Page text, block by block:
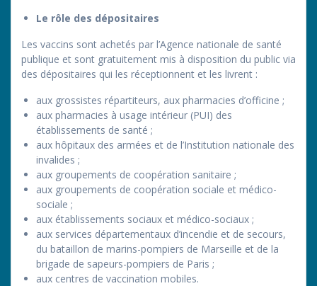
Le rôle des dépositaires
Les vaccins sont achetés par l’Agence nationale de santé
publique et sont gratuitement mis à disposition du public via
des dépositaires qui les réceptionnent et les livrent :
aux grossistes répartiteurs, aux pharmacies d’officine ;
aux pharmacies à usage intérieur (PUI) des
établissements de santé ;
aux hôpitaux des armées et de l’Institution nationale des
invalides ;
aux groupements de coopération sanitaire ;
aux groupements de coopération sociale et médico-
sociale ;
aux établissements sociaux et médico-sociaux ;
aux services départementaux d’incendie et de secours,
du bataillon de marins-pompiers de Marseille et de la
brigade de sapeurs-pompiers de Paris ;
aux centres de vaccination mobiles.